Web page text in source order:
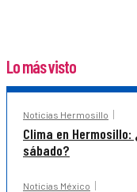
Lo más visto
Noticias Hermosillo
Clima en
sábado?
Noticias México